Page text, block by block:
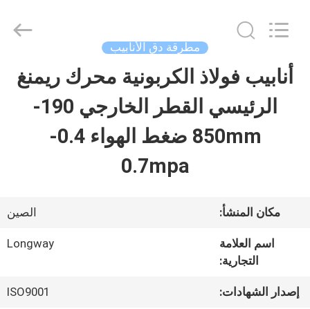
الصفحة
الرئيسية
فيديوهات
معلومات
عنا
Baiwei
مطرقة دق الأنابيب
أنابيب فولاذ الكربونية محرك ريمنغ
الرئيسي القطر الخارجي 190-
850mm ضغط الهواء 0.4-
0.7mpa
مكان المنشأ: الصين
اسم العلامة
التجارية:
Longway
إصدار الشهادات: ISO9001